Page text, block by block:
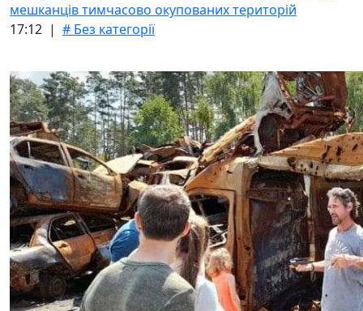
мешканців тимчасово окупованих територій
17:12 | # Без категорії